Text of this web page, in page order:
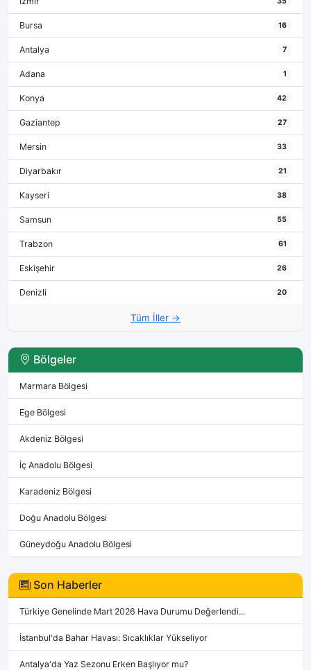
Bursa 16
Antalya 7
Adana 1
Konya 42
Gaziantep 27
Mersin 33
Diyarbakır 21
Kayseri 38
Samsun 55
Trabzon 61
Eskişehir 26
Denizli 20
Tüm İller →
Bölgeler
Marmara Bölgesi
Ege Bölgesi
Akdeniz Bölgesi
İç Anadolu Bölgesi
Karadeniz Bölgesi
Doğu Anadolu Bölgesi
Güneydoğu Anadolu Bölgesi
Son Haberler
Türkiye Genelinde Mart 2026 Hava Durumu Değerlendi...
İstanbul'da Bahar Havası: Sıcaklıklar Yükseliyor
Antalya'da Yaz Sezonu Erken Başlıyor mu?